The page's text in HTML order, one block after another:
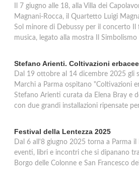
Il 7 giugno alle 18, alla Villa dei
Magnani-Rocca, il Quartetto Luigi
Sol minore di Debussy per il concerto Il
musica, legato alla mostra Il Simbolismo
Stefano Arienti. Coltivazioni
Dal 19 ottobre al 14 dicembre 2025 gli
Marchi a Parma ospitano "Coltivazioni
Stefano Arienti curata da Elena Bray e
con due grandi installazioni ripensate
Festival della Lentezza 2025
Dal 6 all'8 giugno 2025 torna a Parma il
eventi, libri e incontri che si dipanano
Borgo delle Colonne e San Francesco